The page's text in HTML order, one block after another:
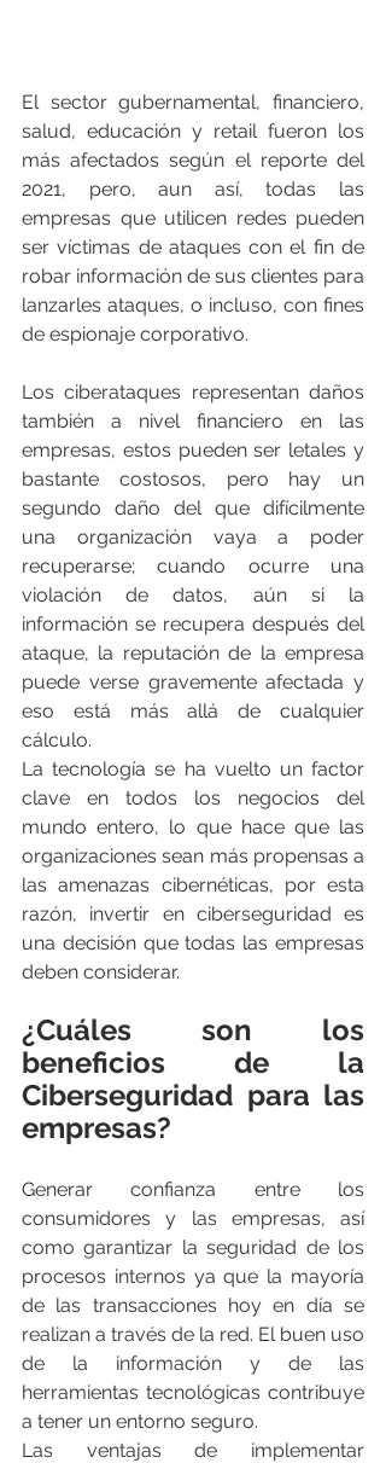
El sector gubernamental, financiero,
salud, educación y retail fueron los
más afectados según el reporte del
2021, pero, aun así, todas las
empresas que utilicen redes pueden
ser víctimas de ataques con el fin de
robar información de sus clientes para
lanzarles ataques, o incluso, con fines
de espionaje corporativo.
Los ciberataques representan daños
también a nivel financiero en las
empresas, estos pueden ser letales y
bastante costosos, pero hay un
segundo daño del que difícilmente
una organización vaya a poder
recuperarse; cuando ocurre una
violación de datos, aún si la
información se recupera después del
ataque, la reputación de la empresa
puede verse gravemente afectada y
eso está más allá de cualquier
cálculo.
La tecnología se ha vuelto un factor
clave en todos los negocios del
mundo entero, lo que hace que las
organizaciones sean más propensas a
las amenazas cibernéticas, por esta
razón, invertir en ciberseguridad es
una decisión que todas las empresas
deben considerar.
¿Cuáles son los
beneficios de la
Ciberseguridad para las
empresas?
Generar confianza entre los
consumidores y las empresas, así
como garantizar la seguridad de los
procesos internos ya que la mayoría
de las transacciones hoy en día se
realizan a través de la red. El buen uso
de la información y de las
herramientas tecnológicas contribuye
a tener un entorno seguro.
Las ventajas de implementar